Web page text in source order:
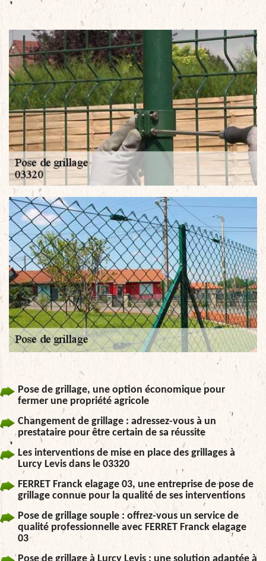
Pose de grillage, une option économique pour
fermer une propriété agricole
Changement de grillage : adressez-vous à un
prestataire pour être certain de sa réussite
Les interventions de mise en place des grillages à
Lurcy Levis dans le 03320
FERRET Franck elagage 03, une entreprise de pose de
grillage connue pour la qualité de ses interventions
Pose de grillage souple : offrez-vous un service de
qualité professionnelle avec FERRET Franck elagage
03